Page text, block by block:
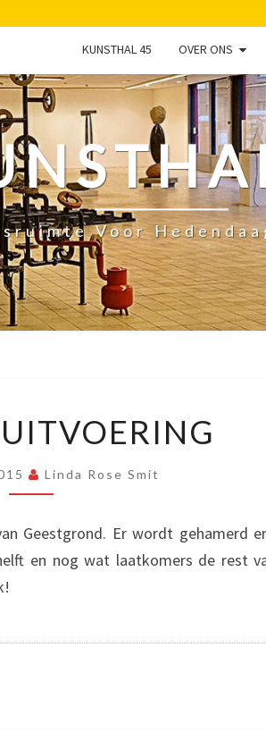
KUNSTHAL 45 OVER ONS
Voor
Linda Rose Smit
Geestgrond. Er wordt gehamerd
en nog wat laatkomers de rest